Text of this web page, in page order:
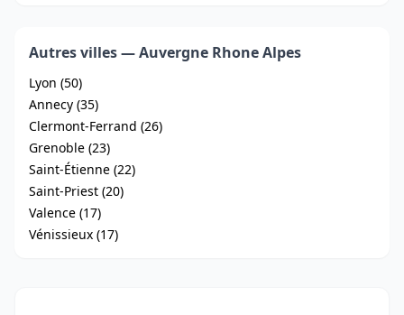
Autres villes — Auvergne Rhone Alpes
Lyon (50)
Annecy (35)
Clermont-Ferrand (26)
Grenoble (23)
Saint-Étienne (22)
Saint-Priest (20)
Valence (17)
Vénissieux (17)